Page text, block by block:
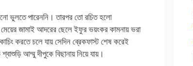
ভুলতে পারেননি। তারপর তো রচিত হলো
মেয়ের জামাই আদরের ছেলে ইফুর ভয়ংকর কামনায় ভরা
করতে চলে যায় সেদিন ব্রেকফাস্ট শেষ করেই
আম্মু দীপুকে বিছানায় নিয়ে যায়।